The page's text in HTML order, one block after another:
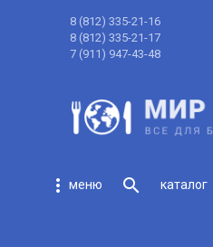
8 (812) 335-21-16
8 (812) 335-21-17
7 (911) 947-43-48
more_vert search